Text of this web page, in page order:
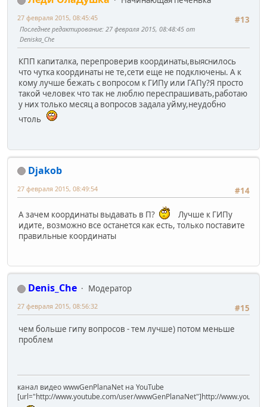
#13
27 февраля 2015, 08:45:45
Последнее редактирование: 27 февраля 2015, 08:48:45 от
Deniska_Che
КПП капиталка, перепроверив координаты,выяснилось
что чутка координаты не те,сети еще не подключены. А к
кому лучше бежать с вопросом к ГИПу или ГАПу?Я просто
такой человек что так не люблю переспрашивать,работаю
у них только месяц а вопросов задала уйму,неудобно
чтоль
Djakob
#14
27 февраля 2015, 08:49:54
А зачем координаты выдавать в П?
Лучше к ГИПу
идите, возможно все останется как есть, только поставите
правильные координаты
Denis_Che
Модератор
#15
27 февраля 2015, 08:56:32
чем больше гипу вопросов - тем лучше) потом меньше
проблем
канал видео wwwGenPlanaNet на YouTube
[url="http://www.youtube.com/user/wwwGenPlanaNet"]http://